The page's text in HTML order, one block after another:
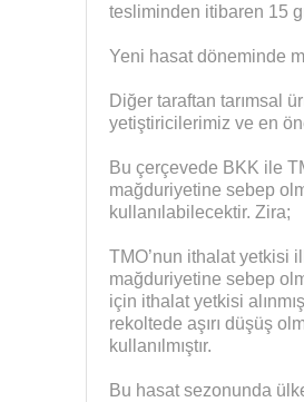
tesliminden itibaren 15
Yeni hasat döneminde
Diğer taraftan tarımsal
yetiştiricilerimiz ve en
Bu çerçevede BKK ile
mağduriyetine sebep
kullanılabilecektir. Zira;
TMO’nun ithalat yetkisi
mağduriyetine sebep
için ithalat yetkisi
rekoltede aşırı düşüş
kullanılmıştır.
Bu hasat sezonunda